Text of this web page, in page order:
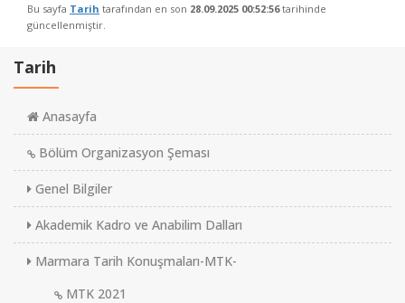
Bu sayfa Tarih tarafından en son 28.09.2025 00:52:56tarihinde
güncellenmiştir.
Tarih
Anasayfa
Bölüm Organizasyon Şeması
Genel Bilgiler
Akademik Kadro ve Anabilim Dalları
Marmara Tarih Konuşmaları-MTK-
MTK 2021